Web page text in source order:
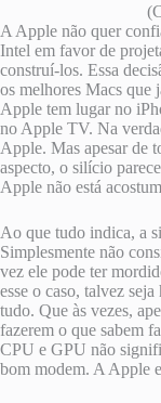
A Apple não quer
Intel em favor de
construí-los. Essa
os melhores Macs que
Apple tem lugar no
no Apple TV. Na
Apple. Mas apesar de
aspecto, o silício
Apple não está
Ao que tudo indica, a
Simplesmente não
vez ele pode ter
esse o caso, talvez
tudo. Que às vezes,
fazerem o que sabem
CPU e GPU não
bom modem. A Apple